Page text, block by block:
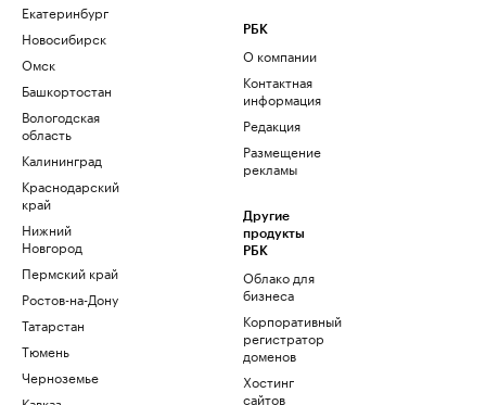
Екатеринбург
Новосибирск
Омск
Башкортостан
Вологодская
область
Калининград
Краснодарский
край
Нижний
Новгород
Пермский край
Ростов-на-Дону
Татарстан
Тюмень
Черноземье
РБК
О компании
Контактная
информация
Редакция
Размещение
рекламы
Другие
продукты
РБК
Облако для
бизнеса
Корпоративный
регистратор
доменов
Хостинг
сайтов